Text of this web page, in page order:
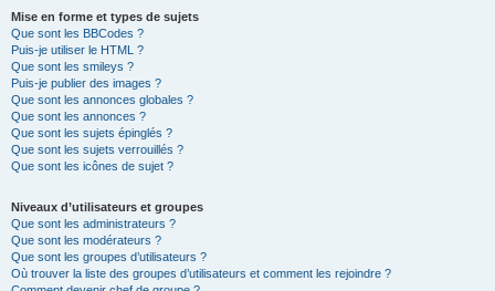
Mise en forme et types de sujets
Que sont les BBCodes ?
Puis-je utiliser le HTML ?
Que sont les smileys ?
Puis-je publier des images ?
Que sont les annonces globales ?
Que sont les annonces ?
Que sont les sujets épinglés ?
Que sont les sujets verrouillés ?
Que sont les icônes de sujet ?
Niveaux d’utilisateurs et groupes
Que sont les administrateurs ?
Que sont les modérateurs ?
Que sont les groupes d’utilisateurs ?
Où trouver la liste des groupes d’utilisateurs et comment les rejoindre ?